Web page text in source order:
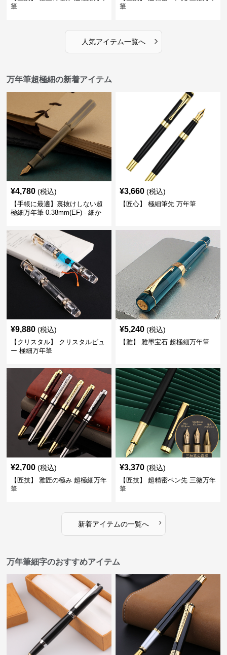
筆
筆
人気アイテム一覧へ ›
万年筆超極細の新着アイテム
¥4,780 (税込)
【手帳に最適】裏抜けしない超
極細万年筆 0.38mm(EF) - 細か
¥3,660 (税込)
【匠心】 極細筆先 万年筆
¥9,880 (税込)
【クリスタル】 クリスタルビュ
ー 極細万年筆
¥5,240 (税込)
【雅】 雅墨宝石 超極細万年筆
¥2,700 (税込)
【匠技】 雅匠の極み 超極細万年
筆
¥3,370 (税込)
【匠技】 超精密ペン先 三微万年
筆
新着アイテムの一覧へ ›
万年筆細字のおすすめアイテム